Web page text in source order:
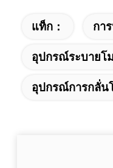
แท็ก： กา
อุปกรณ์ระบายโ
อุปกรณ์การกลั่น